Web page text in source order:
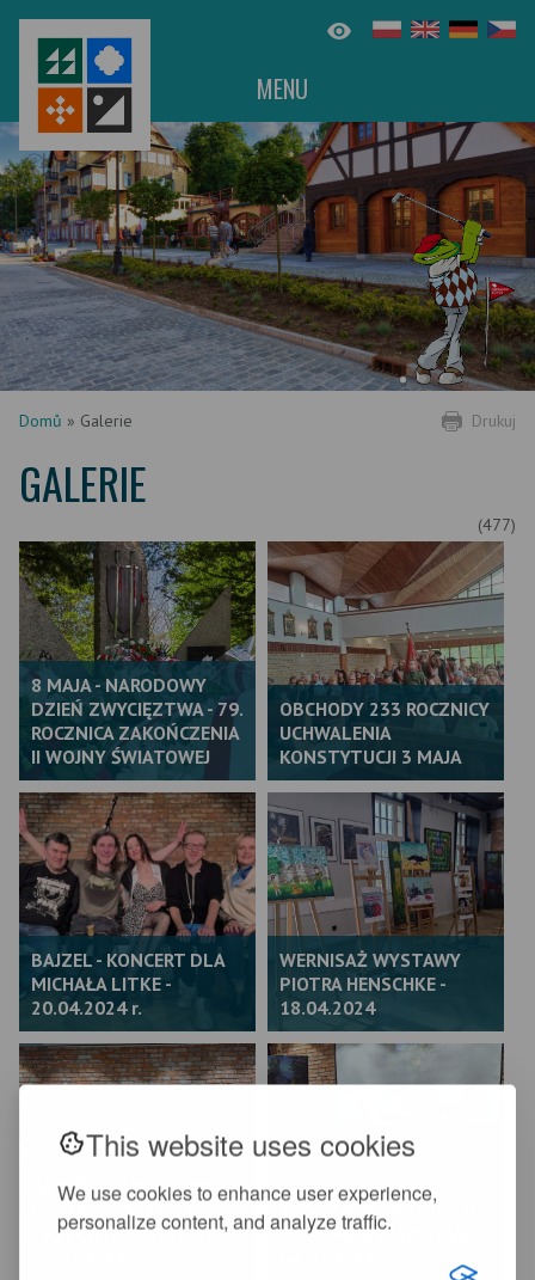
This website uses cookies
We use cookies to enhance user experience,
personalize content, and analyze traffic.
MENU
Drukuj
Domů » Galerie
GALERIE
(477)
8 MAJA - NARODOWY
DZIEŃ ZWYCIĘZTWA - 79.
ROCZNICA ZAKOŃCZENIA
II WOJNY ŚWIATOWEJ
OBCHODY 233 ROCZNICY
UCHWALENIA
KONSTYTUCJI 3 MAJA
BAJZEL - KONCERT DLA
MICHAŁA LITKE -
20.04.2024 r.
WERNISAŻ WYSTAWY
PIOTRA HENSCHKE -
18.04.2024
WERNISAŻ WYSTAWY
KONECCY - SZTUKA W
TRZECH ODSŁONACH -
SPOTKANIE AUTORSKIE
Z LUDMIŁĄ RIABKOWĄ -